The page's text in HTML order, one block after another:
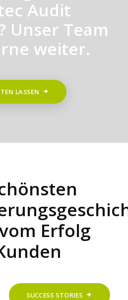
Audit
Unser Team
weiter.
LASSEN
Erfolg
SUCCESS STORIES